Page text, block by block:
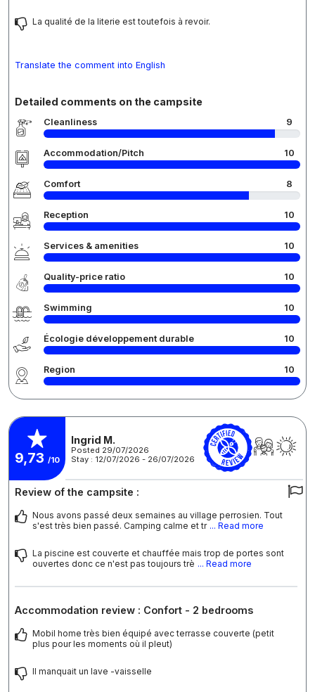
La qualité de la literie est toutefois à revoir.
Translate the comment into English
Detailed comments on the campsite
Cleanliness 9
Accommodation/Pitch 10
Comfort 8
Reception 10
Services & amenities 10
Quality-price ratio 10
Swimming 10
Écologie développement durable 10
Region 10
9,73 /10
Ingrid M.
Posted 29/07/2026
Stay : 12/07/2026 - 26/07/2026
Review of the campsite :
Nous avons passé deux semaines au village perrosien. Tout
s'est très bien passé. Camping calme et tr ... Read more
La piscine est couverte et chauffée mais trop de portes sont
ouvertes donc ce n'est pas toujours trè ... Read more
Accommodation review : Confort - 2 bedrooms
Mobil home très bien équipé avec terrasse couverte (petit
plus pour les moments où il pleut)
Il manquait un lave -vaisselle